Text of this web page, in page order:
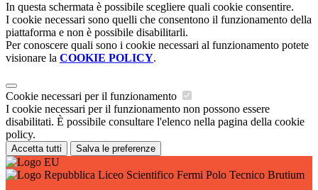
In questa schermata è possibile scegliere quali cookie consentire.
I cookie necessari sono quelli che consentono il funzionamento della
piattaforma e non è possibile disabilitarli.
Per conoscere quali sono i cookie necessari al funzionamento potete
visionare la COOKIE POLICY.
Cookie necessari per il funzionamento
I cookie necessari per il funzionamento non possono essere
disabilitati. È possibile consultare l'elenco nella pagina della cookie
policy.
Accetta tutti Salva le preferenze
Liceo Scientifico Fermi Polo Tecnico Brutium